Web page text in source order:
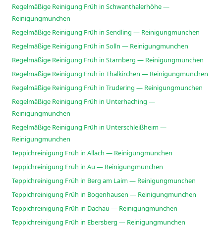
Regelmäßige Reinigung Früh in Schwanthalerhöhe —
Reinigungmunchen
Regelmäßige Reinigung Früh in Sendling — Reinigungmunchen
Regelmäßige Reinigung Früh in Solln — Reinigungmunchen
Regelmäßige Reinigung Früh in Starnberg — Reinigungmunchen
Regelmäßige Reinigung Früh in Thalkirchen — Reinigungmunchen
Regelmäßige Reinigung Früh in Trudering — Reinigungmunchen
Regelmäßige Reinigung Früh in Unterhaching —
Reinigungmunchen
Regelmäßige Reinigung Früh in Unterschleißheim —
Reinigungmunchen
Teppichreinigung Früh in Allach — Reinigungmunchen
Teppichreinigung Früh in Au — Reinigungmunchen
Teppichreinigung Früh in Berg am Laim — Reinigungmunchen
Teppichreinigung Früh in Bogenhausen — Reinigungmunchen
Teppichreinigung Früh in Dachau — Reinigungmunchen
Teppichreinigung Früh in Ebersberg — Reinigungmunchen